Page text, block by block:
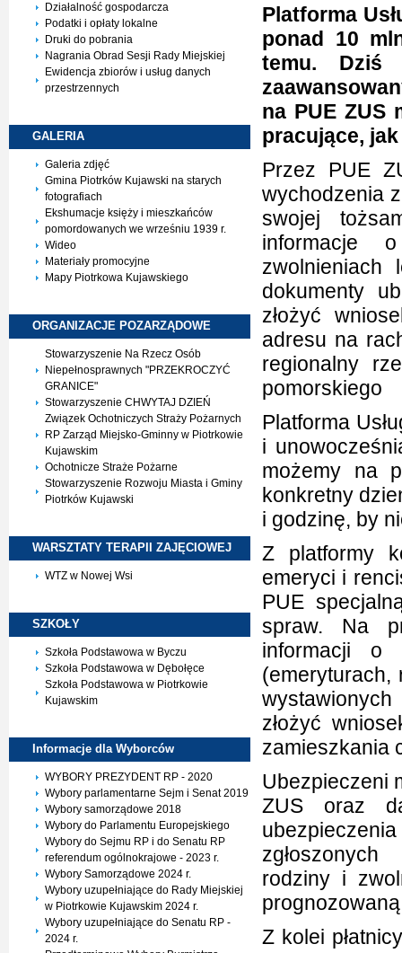
Działalność gospodarcza
Podatki i opłaty lokalne
Druki do pobrania
Nagrania Obrad Sesji Rady Miejskiej
Ewidencja zbiorów i usług danych
przestrzennych
GALERIA
Galeria zdjęć
Gmina Piotrków Kujawski na starych
fotografiach
Ekshumacje księży i mieszkańców
pomordowanych we wrześniu 1939 r.
Wideo
Materiały promocyjne
Mapy Piotrkowa Kujawskiego
ORGANIZACJE POZARZĄDOWE
Stowarzyszenie Na Rzecz Osób
Niepełnosprawnych "PRZEKROCZYĆ
GRANICE"
Stowarzyszenie CHWYTAJ DZIEŃ
Związek Ochotniczych Straży Pożarnych
RP Zarząd Miejsko-Gminny w Piotrkowie
Kujawskim
Ochotnicze Straże Pożarne
Stowarzyszenie Rozwoju Miasta i Gminy
Piotrków Kujawski
WARSZTATY TERAPII ZAJĘCIOWEJ
WTZ w Nowej Wsi
SZKOŁY
Szkoła Podstawowa w Byczu
Szkoła Podstawowa w Dębołęce
Szkoła Podstawowa w Piotrkowie
Kujawskim
Informacje dla Wyborców
WYBORY PREZYDENT RP - 2020
Wybory parlamentarne Sejm i Senat 2019
Wybory samorządowe 2018
Wybory do Parlamentu Europejskiego
Wybory do Sejmu RP i do Senatu RP
referendum ogólnokrajowe - 2023 r.
Wybory Samorządowe 2024 r.
Wybory uzupełniające do Rady Miejskiej
w Piotrkowie Kujawskim 2024 r.
Wybory uzupełniające do Senatu RP -
2024 r.
Platforma
ponad 10
temu. Dziś
na PUE ZUS
pracujące,
Przez PUE
wychodzenia
swojej
informacje
zwolnieniach
dokumenty
złożyć
adresu na
regionalny
pomorskiego
Platforma
i
możemy na
konkretny
i godzinę, by
Z platformy
emeryci i
PUE
spraw. Na
informacji o
(emeryturach,
złożyć
zamieszkania
Ubezpieczeni
ZUS oraz
rodziny i
Z kolei